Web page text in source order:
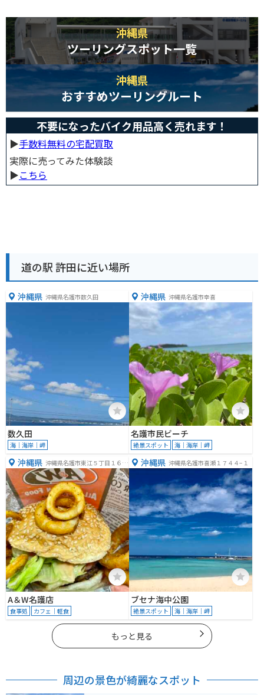
沖縄県
ツーリングスポット一覧
沖縄県
おすすめツーリングルート
不要になったバイク用品高く売れます！
▶︎手数料無料の宅配買取
実際に売ってみた体験談
▶︎こちら
道の駅 許田に近い場所
沖縄県 沖縄県名護市数久田
数久田
海｜海岸｜岬
沖縄県 沖縄県名護市幸喜
名護市民ビーチ
絶景スポット 海｜海岸｜岬
沖縄県 沖縄県名護市東江５丁目１６
−１２
A＆W名護店
食事処 カフェ｜軽食
沖縄県 沖縄県名護市喜瀬１７４４−１
ブセナ海中公園
絶景スポット 海｜海岸｜岬
もっと見る
周辺の景色が綺麗なスポット